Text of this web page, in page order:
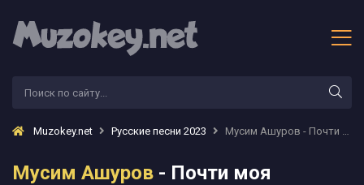
Muzokey.net Русские песни 2023 Мусим Ашуров - Почти моя
Мусим Ашуров - Почти моя